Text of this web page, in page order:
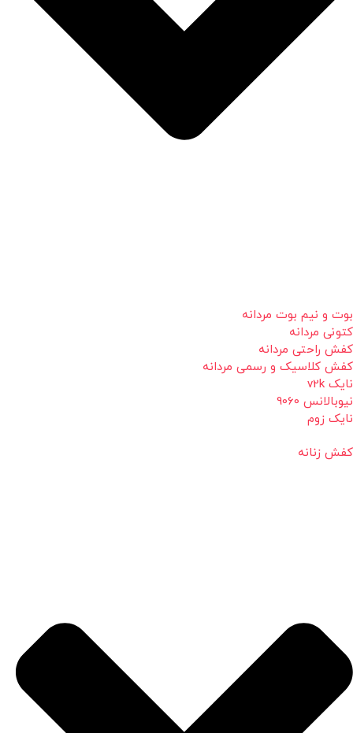
بوت و نیم بوت مردانه
کتونی مردانه
کفش راحتی مردانه
کفش کلاسیک و رسمی مردانه
نایک v2k
نیوبالانس 9060
نایک زوم
کفش زنانه